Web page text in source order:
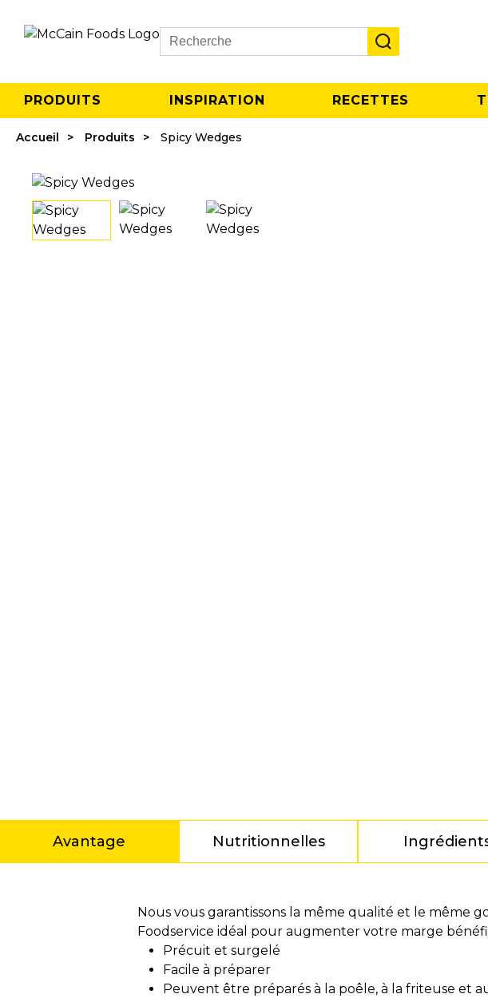
Search
PRODUITS INSPIRATION RECETTES
Accueil Produits Spicy Wedges
Avantage Nutritionnelles
AvantageNous vous garantissons la même qualité et le même
Foodservice idéal pour augmenter votre marge
Précuit et surgelé
Facile à préparer
Peuvent être préparés à la poêle, à la friteuse et